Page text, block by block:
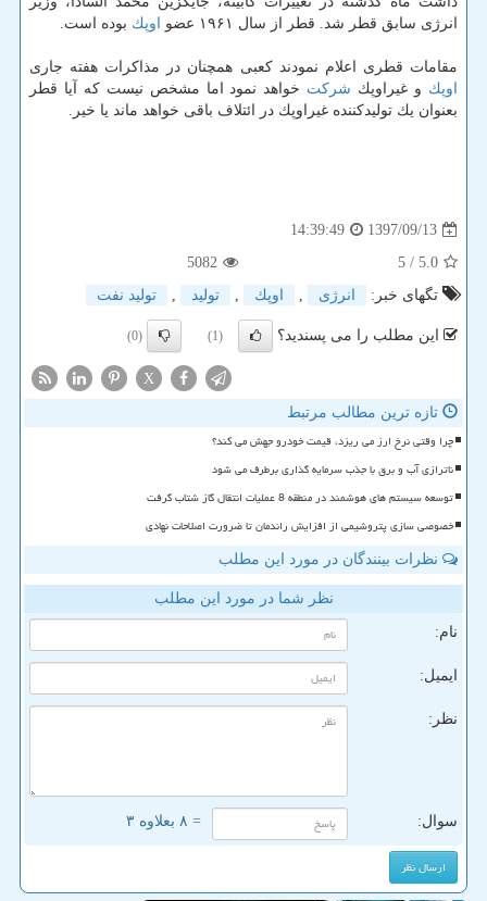
انرژی سابق قطر شد. قطر از سال ۱۹۶۱ عضو
اوپك بوده است.
مقامات قطری اعلام نمودند كعبی همچنان در مذاكرات هفته جاری
اوپك و غیراوپك شركت خواهد نمود اما مشخص نیست كه آیا قطر
بعنوان یك تولیدكننده غیراوپك در ائتلاف باقی خواهد ماند یا خیر.
1397/09/13
14:39:49
5.0
/ 5
5082
تگهای خبر:
انرژی , اوپك , تولید , تولید نفت
این مطلب را می پسندید؟ (1)
(0)
X
تازه ترین مطالب مرتبط
چرا وقتی نرخ ارز می ریزد، قیمت خودرو جهش می کند؟
ناترازی آب و برق با جذب سرمایه گذاری برطرف می شود
توسعه سیستم های هوشمند در منطقه 8 عملیات انتقال گاز شتاب گرفت
خصوصی سازی پتروشیمی از افزایش راندمان تا ضرورت اصلاحات نهادی
نظرات بینندگان در مورد این مطلب
نظر شما در مورد این مطلب
نام:
ایمیل:
نظر:
سوال: = ۸ بعلاوه ۳